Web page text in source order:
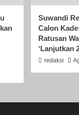
Suwandi
Calon
Ratusan
‘Lanjutkan
redaksi